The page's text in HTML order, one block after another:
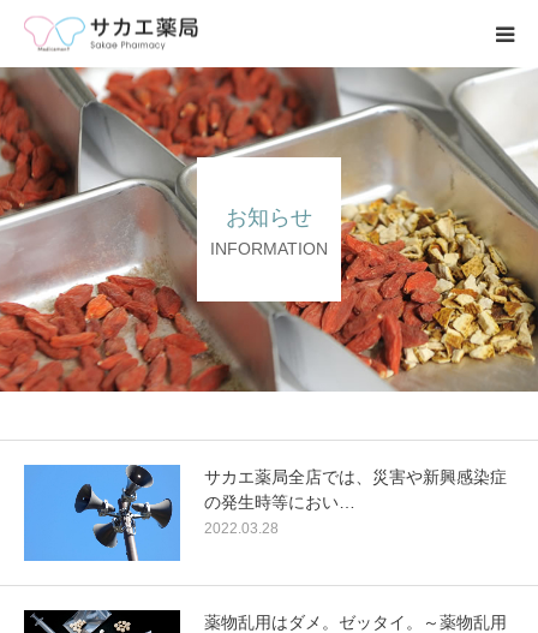
お知らせ
INFORMATION
サカエ薬局全店では、災害や新興感染症
の発生時等におい…
2022.03.28
薬物乱用はダメ。ゼッタイ。～薬物乱用
ホーム
事業内容
求人募集
会社案内
ブログ
お問い合わせ